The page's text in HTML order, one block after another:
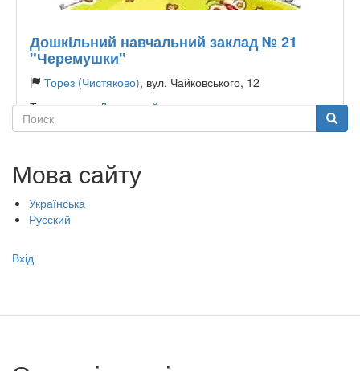
Дошкільний навчальний заклад № 21
"Черемушки"
Торез (Чистяково), вул. Чайковського, 12
Тип садочку:Державний
Поиск Поиск
Мова сайту
Українська
Русский
Меню
записи
Вхід